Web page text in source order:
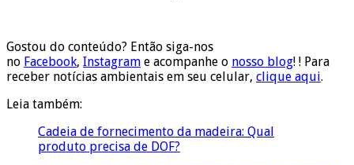
Gostou do conteúdo? Então siga-nos
no Facebook, Instagram e acompanhe o nosso blog! ! Para
receber notícias ambientais em seu celular, clique aqui.
Leia também:
Cadeia de fornecimento da madeira: Qual
produto precisa de DOF?